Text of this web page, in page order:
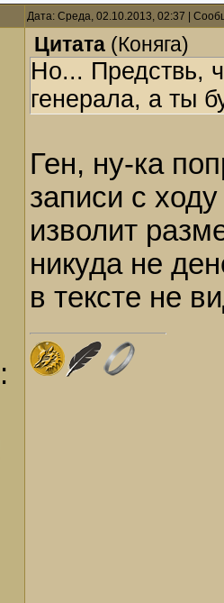
Дата: Среда, 02.10.2013, 02:37 |
Цитата (Коняга)
Но... Предствь,
генерала, а ты
Ген, ну-ка
записи с
изволит
никуда не
в тексте не